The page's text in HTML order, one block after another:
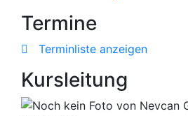
Termine
Terminliste anzeigen
Kursleitung